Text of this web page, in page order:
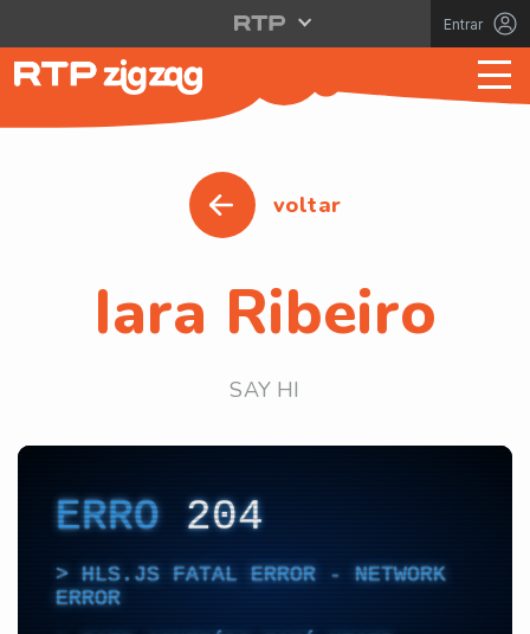
Entrar
voltar
Iara Ribeiro
SAY HI